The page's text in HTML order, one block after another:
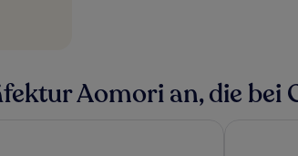
Aomori an, die bei